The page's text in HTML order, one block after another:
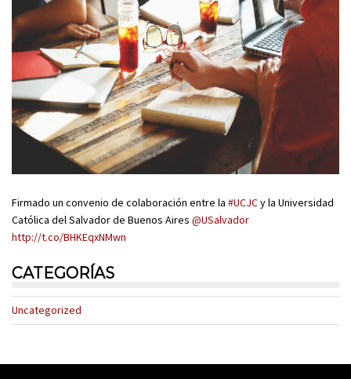
Firmado un convenio de colaboración entre la #UCJCy la Universidad
Católica del Salvador de Buenos Aires @USalvador
http://t.co/BHKEqxNMwn
CATEGORÍAS
Uncategorized